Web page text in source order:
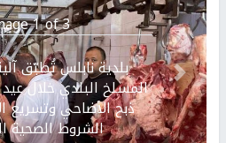
1 of 3.
بلدية نابلس تُطبّق
المسلخ البلدي خلال
ذبح الأضاحي وتسريع
الشروط الصحية
Previous